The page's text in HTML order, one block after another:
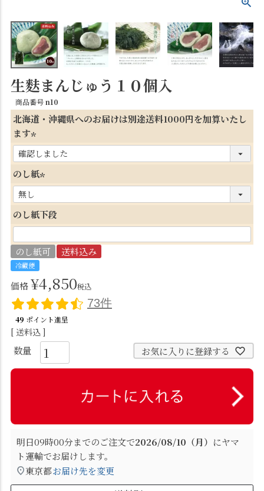
生麩まんじゅう１０個入
商品番号n10
北海道・沖縄県へのお届けは別途送料1000円を加算いたし
ます
(
必
須
)
のし紙
必
須
のし紙下段
のし紙可 送料込み
冷蔵便
価格¥4,850税込
73件
49 ポイント進呈
送料込
お気に入りに登録する
明日09時00分までのご注文で2026/08/10（月） にヤマ
ト運輸でお届けします。
東京都お届け先を変更